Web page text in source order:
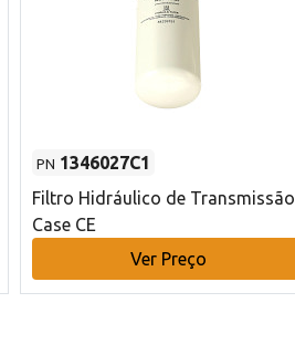
PN 1346027C1
Filtro Hidráulico de Transmissão
Case CE
Ver Preço